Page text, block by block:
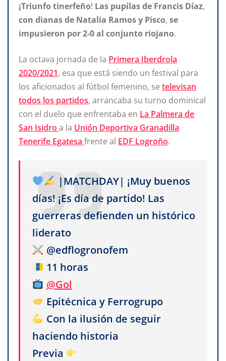
¡Triunfo tinerfeño! Las pupilas de Francis Díaz,
con dianas de Natalia Ramos y Pisco, se
impusieron por 2-0 al conjunto riojano.
La octava jornada de la Primera Iberdrola
2020/2021, esa que está siendo un festival para
los aficionados al fútbol femenino, se televisan
todos los partidos, arrancaba su turno dominical
con el duelo que enfrentaba en La Palmera de
San Isidro a la Unión Deportiva Granadilla
Tenerife Egatesa frente al EDF Logroño.
|MATCHDAY| ¡Muy buenos
días! ¡Es día de partido! Las
guerreras defienden un histórico
liderato
@edflogronofem
11 horas
@Gol
Epitécnica y Ferrogrupo
Con la ilusión de seguir
haciendo historia
Previa